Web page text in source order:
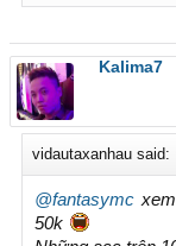
Kalima7
vidautaxanhau said:
@fantasymcxem
50k